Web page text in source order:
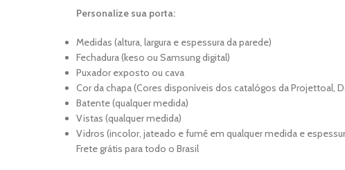
Personalize sua porta:
Medidas (altura, largura e espessura da parede)
Fechadura (keso ou Samsung digital)
Puxador exposto ou cava
Cor da chapa (Cores disponíveis dos catalógos da Projettoal,
Batente (qualquer medida)
Vistas (qualquer medida)
Vidros (incolor, jateado e fumê em qualquer medida e
Frete grátis para todo o Brasil